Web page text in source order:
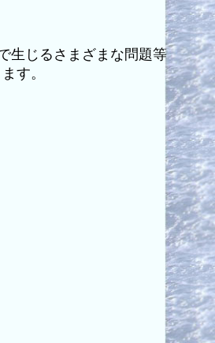
生じるさまざまな問題等
す。